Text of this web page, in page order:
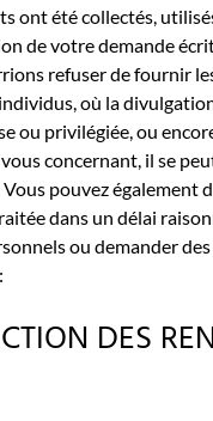
ont été collectés,
de votre demande
refuser de fournir
où la
ou privilégiée, ou
concernant, il se
pouvez
dans un délai
ou demander
DES